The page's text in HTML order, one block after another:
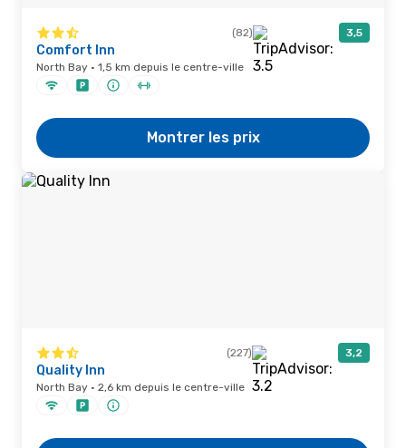
(82) 3,5
Comfort Inn
North Bay · 1,5 km depuis le centre-ville
Montrer les prix
(227) 3,2
Quality Inn
North Bay · 2,6 km depuis le centre-ville